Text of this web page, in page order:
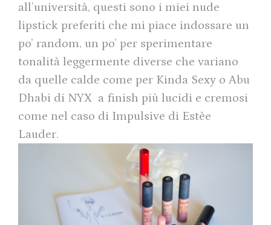
all’università, questi sono i miei nude
lipstick preferiti che mi piace indossare un
po’ random, un po’ per sperimentare
tonalità leggermente diverse che variano
da quelle calde come per Kinda Sexy o Abu
Dhabi di NYX a finish più lucidi e cremosi
come nel caso di Impulsive di Estèe
Lauder.